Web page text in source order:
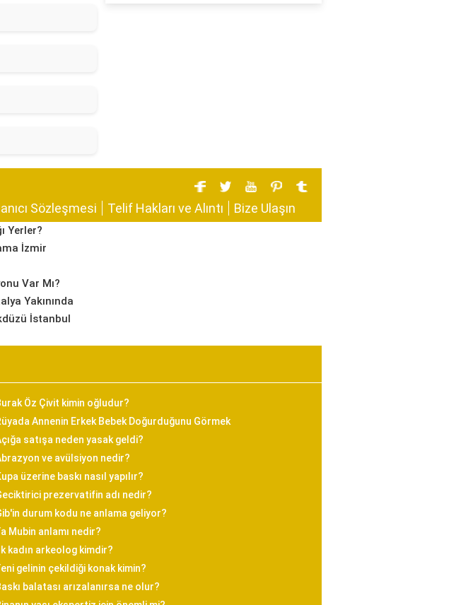
Sözleşmesi Telif Hakları ve Alıntı Bize Ulaşın
Yerler?
İzmir
Var Mı?
Yakınında
İstanbul
Öz Çivit kimin oğludur?
Annenin Erkek Bebek Doğurduğunu Görmek
satışa neden yasak geldi?
ve avülsiyon nedir?
üzerine baskı nasıl yapılır?
prezervatifin adı nedir?
durum kodu ne anlama geliyor?
Mubin anlamı nedir?
İlk kadın arkeolog kimdir?
gelinin çekildiği konak kimin?
balatası arızalanırsa ne olur?